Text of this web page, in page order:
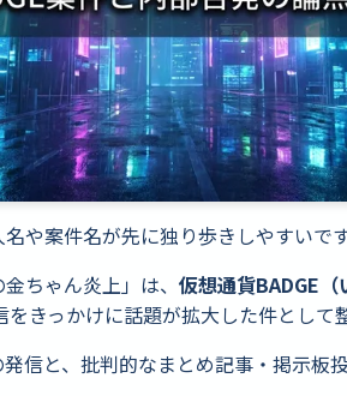
や案件名が先に独り歩きしやすいです
ちゃん炎上」は、 仮想通貨BADGE
をきっかけに話題が拡大した件として
信と、批判的なまとめ記事・掲示板